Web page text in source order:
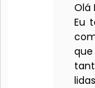
Olá
Eu